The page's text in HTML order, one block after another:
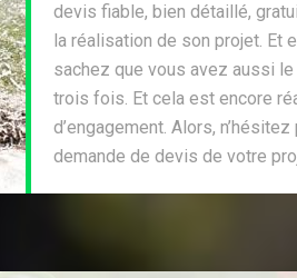
devis fiable, bien détaillé,
la réalisation de son projet. Et
sachez que vous avez aussi
trois fois. Et cela est encore
d’engagement. Alors,
demande de devis de votre